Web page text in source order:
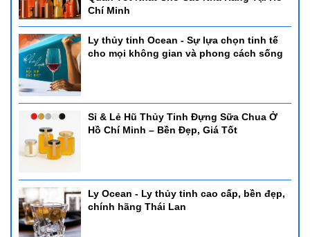
Chí Minh
Ly thủy tinh Ocean - Sự lựa chọn tinh tế
cho mọi không gian và phong cách sống
Sỉ & Lẻ Hũ Thủy Tinh Đựng Sữa Chua Ở
Hồ Chí Minh – Bền Đẹp, Giá Tốt
Ly Ocean - Ly thủy tinh cao cấp, bền đẹp,
chính hãng Thái Lan